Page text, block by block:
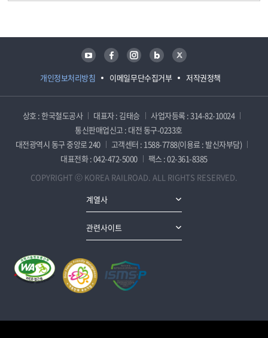
개인정보처리방침 이메일무단수집거부 저작권정책
유튜브 페이스북 인스타그램 블로그 트위터
상호 : 한국철도공사 대표자 : 김태승
사업자등록 : 314-82-10024
통신판매업신고 : 대전 동구-0233호
대전광역시 동구 중앙로 240
고객센터 : 1588-7788(이용료 : 발신자부담)
대표전화 : 042-472-5000
팩스 : 02-361-8385
COPYRIGHT ⓒ KOREA RAILROAD. ALL RIGHTS RESERVED.
계열사
관련사이트